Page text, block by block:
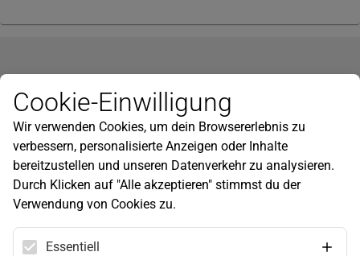
Newsletter
Infos zu neuen Produkten, Gartentipps und mehr findest du in
unserem Newsletter!
Jetzt anmelden
Hilfe
Kundenservice
Cookie-Einwilligung
Wir verwenden Cookies, um dein Browsererlebnis zu
verbessern, personalisierte Anzeigen oder Inhalte
bereitzustellen und unseren Datenverkehr zu analysieren.
Durch Klicken auf "Alle akzeptieren" stimmst du der
Verwendung von Cookies zu.
Essentiell